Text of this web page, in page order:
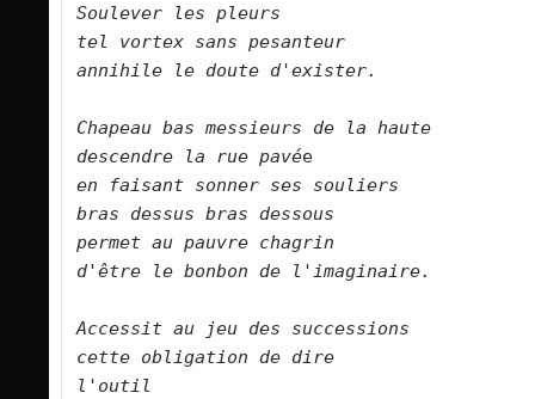
Soulever les pleurs
tel vortex sans pesanteur
annihile le doute d'exister.
Chapeau bas messieurs de la haute
descendre la rue pavé
en faisant sonner ses souliers
bras dessus bras dessous
permet au pauvre chagrin
d'être le bonbon de l'imaginaire.
Accessit au jeu des successions
cette obligation de dire
l'outil